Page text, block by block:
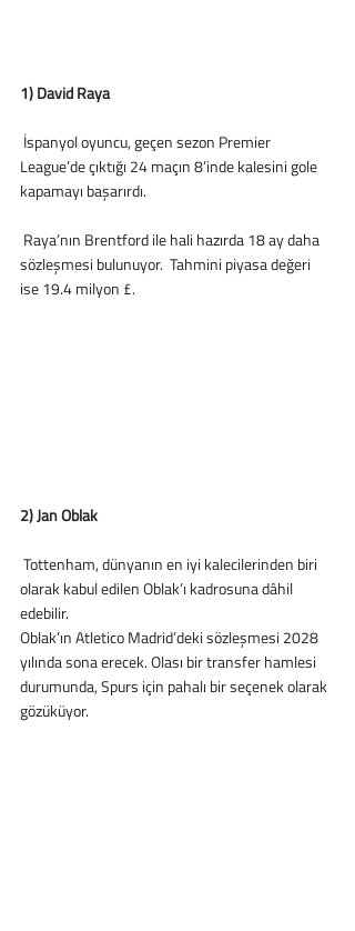
1) David Raya
League’de çıktığı 24 maçın 8’inde kalesini gole
kapamayı başarırdı.
sözleşmesi bulunuyor.  Tahmini piyasa değeri
ise 19.4 milyon £.
2) Jan Oblak
olarak kabul edilen Oblak’ı kadrosuna dâhil
edebilir.
Oblak’ın Atletico Madrid’deki sözleşmesi 2028
yılında sona erecek. Olası bir transfer hamlesi
durumunda, Spurs için pahalı bir seçenek olarak
gözüküyor.